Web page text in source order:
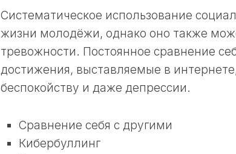
Систематическое использование
жизни молодёжи, однако оно также
тревожности. Постоянное сравнение
достижения, выставляемые в
беспокойству и даже депрессии.
Сравнение себя с другими
Кибербуллинг